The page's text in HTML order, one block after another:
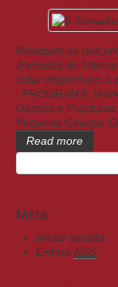
Realizam-se nos
Jornadas de
estar disponíveis a
PROGRAMA:
Gessos e
Pequena Cirurgia
Read more
Meta
Iniciar sessão
Entries RSS